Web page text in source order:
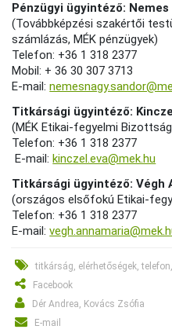
Pénzügyi ügyintéző:
(Továbbképzési szakértői
számlázás, MÉK pénzügyek)
Telefon: +36 1 318 2377
Mobil: + 36 30 307 3713
E-mail:
Titkársági ügyintéző:
(MÉK Etikai-fegyelmi
Telefon: +36 1 318 2377
E-mail: kinczel.eva@mek.hu
Titkársági ügyintéző: Végh
(országos elsőfokú Etikai-
Telefon: +36 1 318 2377
E-mail:
titkárság, elérhetőségek, telefon,
Facebook
Dér Andrea, Kovács Zsófia
E-mail